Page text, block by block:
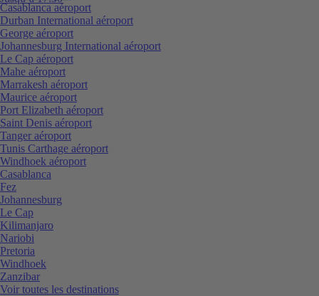
Casablanca aéroport
Durban International aéroport
George aéroport
Johannesburg International aéroport
Le Cap aéroport
Mahe aéroport
Marrakesh aéroport
Maurice aéroport
Port Elizabeth aéroport
Saint Denis aéroport
Tanger aéroport
Tunis Carthage aéroport
Windhoek aéroport
Casablanca
Fez
Johannesburg
Le Cap
Kilimanjaro
Nariobi
Pretoria
Windhoek
Zanzibar
Voir toutes les destinations